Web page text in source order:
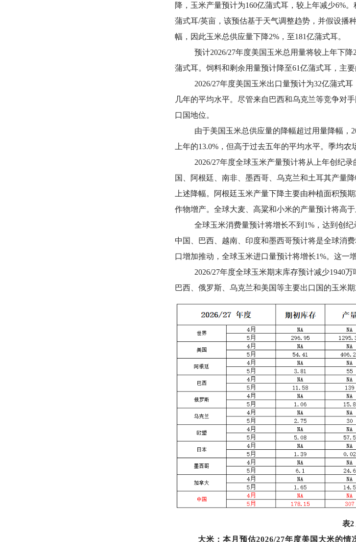
降，玉米产量预计为160亿蒲式耳，较上年减少6%
蒲式耳/英亩，该预估基于天气调整趋势，并假设播
幅，因此玉米总供应量下降2%，至181亿蒲式耳。
预计2026/27年度美国玉米总用量将较上年下
蒲式耳。饲料和剩余用量预计降至61亿蒲式耳，主
2026/27年度美国玉米出口量预计为32亿蒲式
几年的平均水平。尽管来自巴西和乌克兰等竞争对
口国地位。
由于美国玉米总供应量的降幅超过用量降幅，
上年的13.0%，但高于过去五年的平均水平。季均
2026/27年度全球玉米产量预计将从上年创纪
国、阿根廷、南非、墨西哥、乌克兰和土耳其产量
上述降幅。阿根廷玉米产量下降主要由种植面积预
作物增产。全球大麦、高粱和小米的产量预计将高
全球玉米消费量预计将增长不到1%，达到创
中国、巴西、越南、印度和墨西哥预计将是全球消
口增加推动，全球玉米进口量预计将增长1%。这一
2026/27年度全球玉米期末库存预计减少1940万
巴西、俄罗斯、乌克兰和美国等主要出口国的玉米
表2
大米：本月预估2026/27年度美国大米的情